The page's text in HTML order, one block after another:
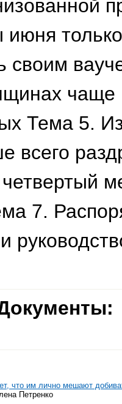
июня
своим
Тема 5.
всего
7.
что им лично мешают
Петренко